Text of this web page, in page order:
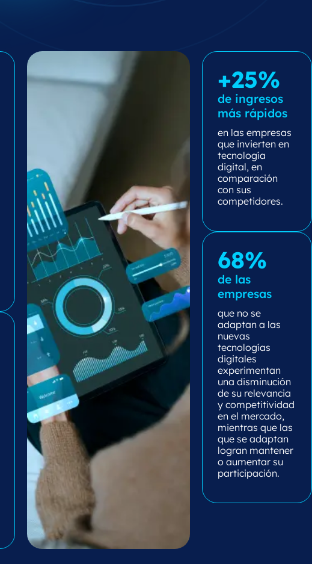
+25%
de ingresos
más rápidos
en las empresas
que invierten en
tecnología
digital, en
comparación
con sus
competidores.
68%
de las
empresas
que no se
adaptan a las
nuevas
tecnologías
digitales
experimentan
una disminución
de su relevancia
y competitividad
en el mercado,
mientras que las
que se adaptan
logran mantener
o aumentar su
participación.